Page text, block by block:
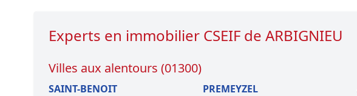
Experts en immobilier CSEIF de ARBIGNIEU
Villes aux alentours (01300)
SAINT-BENOIT PREMEYZEL